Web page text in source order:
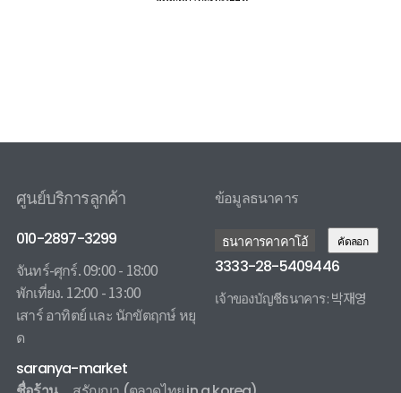
ศูนย์บริการลูกค้า
010-2897-3299
จันทร์-ศุกร์. 09:00 - 18:00
พักเที่ยง. 12:00 - 13:00
เสาร์ อาทิตย์ และ นักขัตฤกษ์ หยุ
ด
ข้อมูลธนาคาร
ธนาคารคาคาโอ้ คัดลอก
3333-28-5409446
เจ้าของบัญชีธนาคาร : 박재영
saranya-market